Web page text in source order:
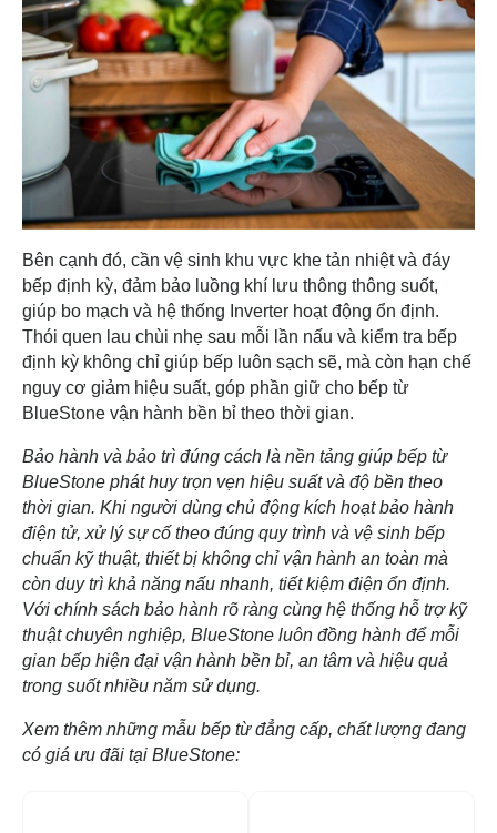
Bên cạnh đó, cần vệ sinh khu vực khe tản nhiệt và đáy
bếp định kỳ, đảm bảo luồng khí lưu thông thông suốt,
giúp bo mạch và hệ thống Inverter hoạt động ổn định.
Thói quen lau chùi nhẹ sau mỗi lần nấu và kiểm tra bếp
định kỳ không chỉ giúp bếp luôn sạch sẽ, mà còn hạn chế
nguy cơ giảm hiệu suất, góp phần giữ cho bếp từ
BlueStone vận hành bền bỉ theo thời gian.
Bảo hành và bảo trì đúng cách là nền tảng giúp bếp từ
BlueStone phát huy trọn vẹn hiệu suất và độ bền theo
thời gian. Khi người dùng chủ động kích hoạt bảo hành
điện tử, xử lý sự cố theo đúng quy trình và vệ sinh bếp
chuẩn kỹ thuật, thiết bị không chỉ vận hành an toàn mà
còn duy trì khả năng nấu nhanh, tiết kiệm điện ổn định.
Với chính sách bảo hành rõ ràng cùng hệ thống hỗ trợ kỹ
thuật chuyên nghiệp, BlueStone luôn đồng hành để mỗi
gian bếp hiện đại vận hành bền bỉ, an tâm và hiệu quả
trong suốt nhiều năm sử dụng.
Xem thêm những mẫu bếp từ đẳng cấp, chất lượng đang
có giá ưu đãi tại BlueStone: